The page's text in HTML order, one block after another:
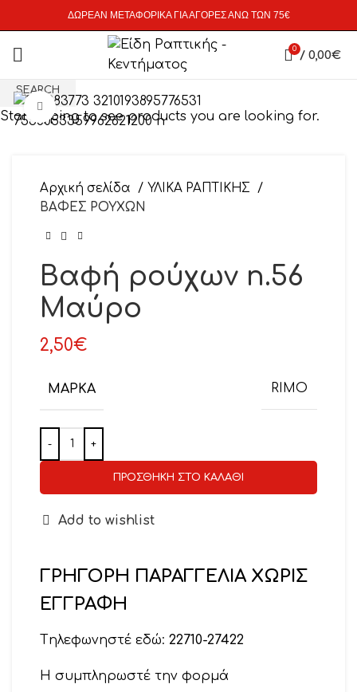
ΔΩΡΕΑΝ ΜΕΤΑΦΟΡΙΚΑ ΓΙΑ ΑΓΟΡΕΣ ΑΝΩ ΤΩΝ 75€
0 / 0,00€
Click to enlarge
Αρχική σελίδα
ΥΛΙΚΑ ΡΑΠΤΙΚΗΣ
ΒΑΦΕΣ ΡΟΥΧΩΝ
Βαφή ρούχων n.56
Μαύρο
2,50€
ΜΆΡΚΑ RIMO
ΠΡΟΣΘΉΚΗ ΣΤΟ ΚΑΛΆΘΙ
Add to wishlist
ΓΡΗΓΟΡΗ ΠΑΡΑΓΓΕΛΙΑ ΧΩΡΙΣ
ΕΓΓΡΑΦΗ
Tηλεφωνηστέ εδώ: 22710-27422
Η συμπληρωστέ την φορμά
SEARCH
Start typing to see products you are looking for.